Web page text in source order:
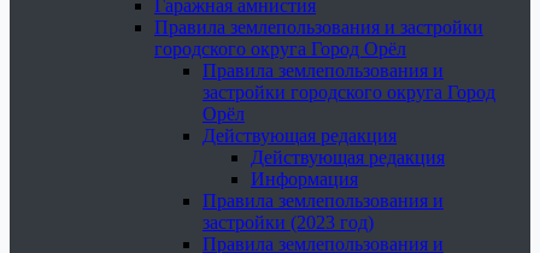
Гаражная амнистия
Правила землепользования и застройки
городского округа Город Орёл
Правила землепользования и
застройки городского округа Город
Орёл
Действующая редакция
Действующая редакция
Информация
Правила землепользования и
застройки (2023 год)
Правила землепользования и